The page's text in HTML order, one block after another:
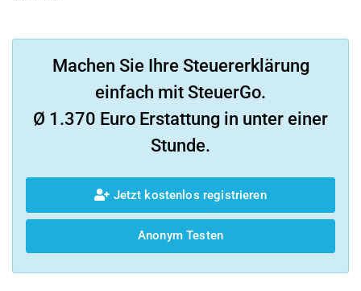
Machen Sie Ihre Steuererklärung
einfach mit SteuerGo.
Ø 1.370 Euro Erstattung in unter einer
Stunde.
Jetzt kostenlos registrieren
Anonym Testen